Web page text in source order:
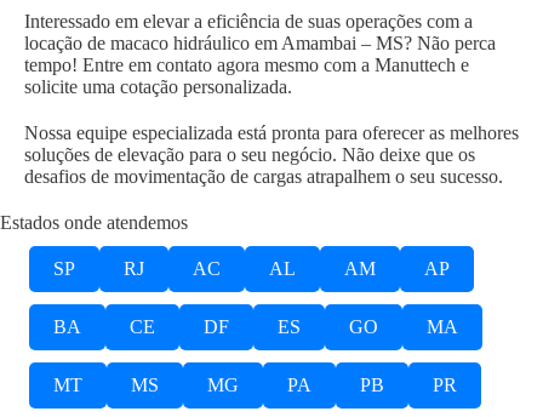
Interessado em elevar a eficiência de suas operações com a
locação de macaco hidráulico em Amambai – MS? Não perca
tempo! Entre em contato agora mesmo com a Manuttech e
solicite uma cotação personalizada.
Nossa equipe especializada está pronta para oferecer as melhores
soluções de elevação para o seu negócio. Não deixe que os
desafios de movimentação de cargas atrapalhem o seu sucesso.
Estados onde atendemos
SP RJ AC AL AM AP
BA CE DF ES GO MA
MT MS MG PA PB PR